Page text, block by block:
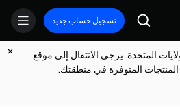
تسجيل حساب جديد
المتحدة. يرجى الانتقال إلى موقع
المنتجات المتوفرة في منطقتك.